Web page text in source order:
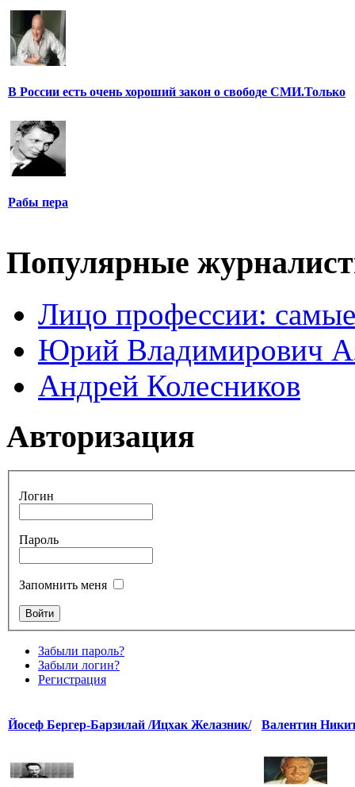
В России есть очень хороший закон о свободе СМИ.Только
Рабы пера
Популярные
Лицо профессии:
Юрий Владимирович
Андрей Колесников
Авторизация
Логин
Пароль
Запомнить меня
Забыли пароль?
Забыли логин?
Регистрация
Йосеф Бергер-Барзилай /Ицхак Желазник/ Валентин